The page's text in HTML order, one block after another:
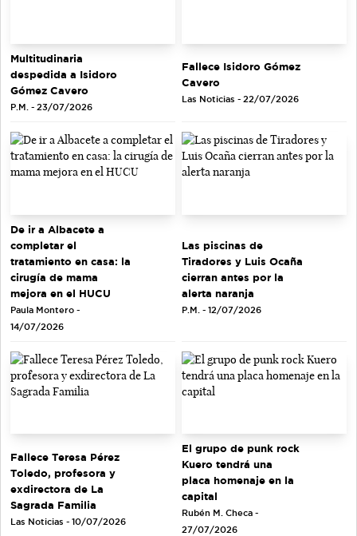
Multitudinaria
despedida a Isidoro
Gómez Cavero
P.M. - 23/07/2026
Fallece Isidoro Gómez
Cavero
Las Noticias - 22/07/2026
De ir a Albacete a
completar el
tratamiento en casa: la
cirugía de mama
mejora en el HUCU
Paula Montero -
14/07/2026
Las piscinas de
Tiradores y Luis Ocaña
cierran antes por la
alerta naranja
P.M. - 12/07/2026
Fallece Teresa Pérez
Toledo, profesora y
exdirectora de La
Sagrada Familia
Las Noticias - 10/07/2026
El grupo de punk rock
Kuero tendrá una
placa homenaje en la
capital
Rubén M. Checa -
27/07/2026